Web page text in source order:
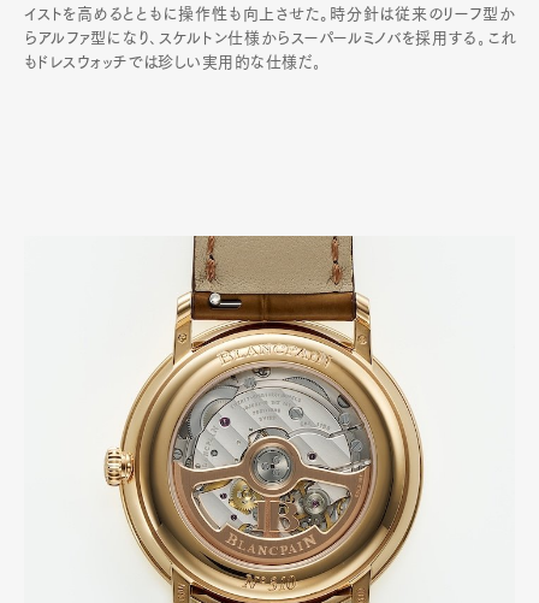
イストを高めるとともに操作性も向上させた。時分針は従来のリーフ型か
らアルファ型になり､スケルトン仕様からスーパールミノバを採用する｡これ
もドレスウォッチでは珍しい実用的な仕様だ｡